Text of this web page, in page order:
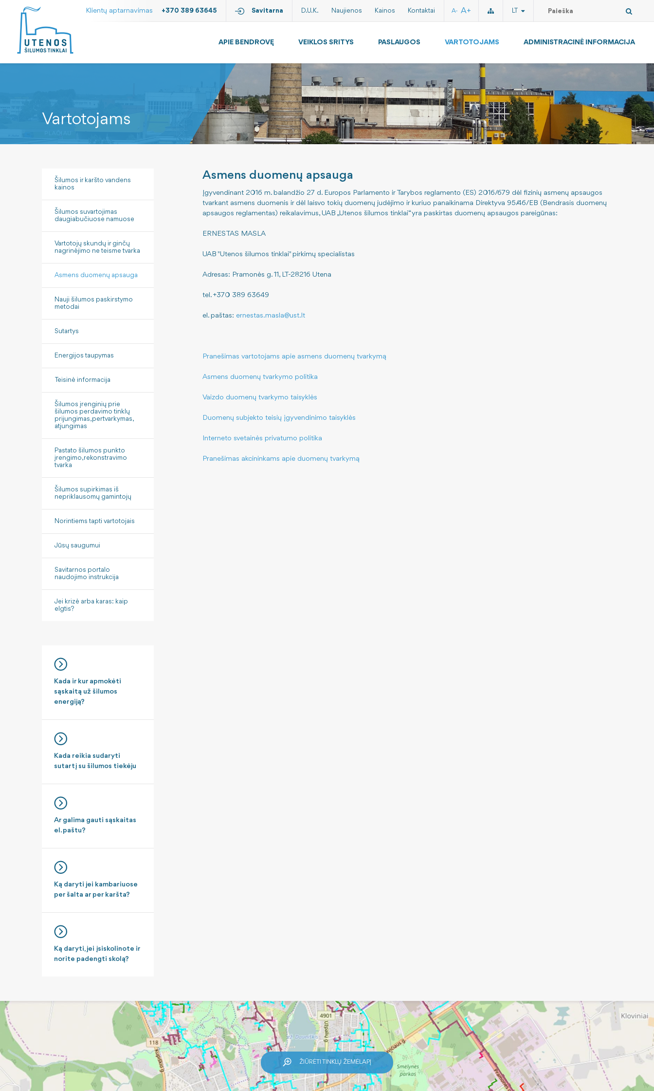
Klientų aptarnavimas +370 389 63645 Savitarna D.U.K. Naujienos Kainos Kontaktai A- A+ LT
APIE BENDROVĘ VEIKLOS SRITYS PASLAUGOS VARTOTOJAMS ADMINISTRACINĖ INFORMACIJA
Vartotojams
Šilumos ir karšto vandens
kainos
Šilumos suvartojimas
daugiabučiuose namuose
Vartotojų skundų ir ginčų
nagrinėjimo ne teisme tvarka
Asmens duomenų apsauga
Nauji šilumos paskirstymo
metodai
Sutartys
Energijos taupymas
Teisinė informacija
Šilumos įrenginių prie
šilumos perdavimo tinklų
prijungimas, pertvarkymas,
atjungimas
Pastato šilumos punkto
įrengimo, rekonstravimo
tvarka
Šilumos supirkimas iš
nepriklausomų gamintojų
Norintiems tapti vartotojais
Jūsų saugumui
Savitarnos portalo
naudojimo instrukcija
Jei krizė arba karas: kaip
elgtis?
Kada ir kur apmokėti
sąskaitą už šilumos
energiją?
Kada reikia sudaryti
sutartį su šilumos tiekėju
Ar galima gauti sąskaitas
el. paštu?
Ką daryti jei kambariuose
per šalta ar per karšta?
Ką daryti, jei įsiskolinote ir
norite padengti skolą?
Asmens duomenų apsauga
Įgyvendinant 2016 m. balandžio 27 d. Europos Parlamento ir Tarybos reglamento (ES) 2016/679 dėl fizinių asmenų apsaugos
tvarkant asmens duomenis ir dėl laisvo tokių duomenų judėjimo ir kuriuo panaikinama Direktyva 95/46/EB (Bendrasis duomenų
apsaugos reglamentas) reikalavimus, UAB „Utenos šilumos tinklai“ yra paskirtas duomenų apsaugos pareigūnas:
ERNESTAS MASLA
UAB "Utenos šilumos tinklai" pirkimų specialistas
Adresas: Pramonės g. 11, LT-28216 Utena
tel. +370 389 63649
el. paštas: ernestas.masla@ust.lt
Pranešimas vartotojams apie asmens duomenų tvarkymą
Asmens duomenų tvarkymo politika
Vaizdo duomenų tvarkymo taisyklės
Duomenų subjekto teisių įgyvendinimo taisyklės
Interneto svetainės privatumo politika
Pranešimas akcininkams apie duomenų tvarkymą
ŽIŪRĖTI TINKLŲ ŽEMĖLAPĮ